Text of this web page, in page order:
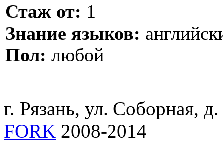
Стаж от: 1
Знание языков:
Пол: любой
г. Рязань, ул. Соборная,
FORK 2008-2014